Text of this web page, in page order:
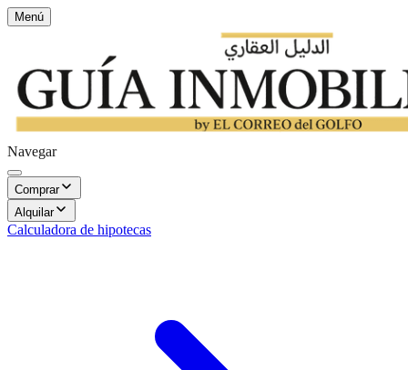
Menú
Navegar
Comprar
Alquilar
Calculadora de hipotecas